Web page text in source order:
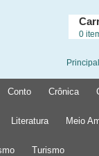
0
Principal
Conto Crônica
Literatura Meio
Turismo